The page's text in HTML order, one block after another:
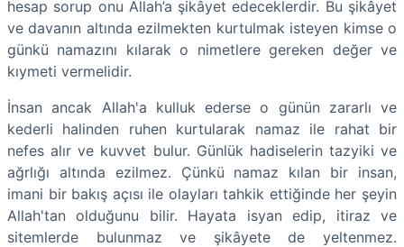
hesap sorup onu Allah’a şikâyet edeceklerdir. Bu şikâyet
ve davanın altında ezilmekten kurtulmak isteyen kimse o
günkü namazını kılarak o nimetlere gereken değer ve
kıymeti vermelidir.
İnsan ancak Allah'a kulluk ederse o günün zararlı ve
kederli halinden ruhen kurtularak namaz ile rahat bir
nefes alır ve kuvvet bulur. Günlük hadiselerin tazyiki ve
ağrlığı altında ezilmez. Çünkü namaz kılan bir insan,
imani bir bakış açısı ile olayları tahkik ettiğinde her şeyin
Allah'tan olduğunu bilir. Hayata isyan edip, itiraz ve
sitemlerde bulunmaz ve şikâyete de yeltenmez.